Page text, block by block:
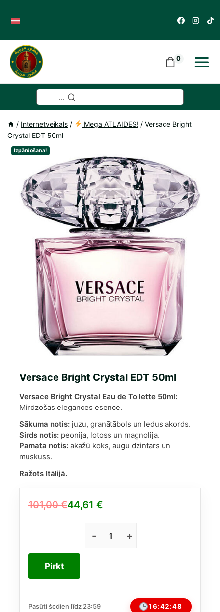
content
0
/ Internetveikals / Mega ATLAIDES! / Versace Bright
Crystal EDT 50ml
Izpārdošana!
Versace Bright Crystal EDT 50ml
Versace Bright Crystal Eau de Toilette 50ml:
Mirdzošas elegances esence.
Sākuma notis: juzu, granātābols un ledus akords.
Sirds notis: peonija, lotoss un magnolija.
Pamata notis: akažū koks, augu dzintars un
muskuss.
Ražots Itālijā.
101,00€
Original
101,00 €.
44,61 €
Current
44,61 €.
Versace
Pirkt
Pasūti šodien līdz 23:59 16:42:47